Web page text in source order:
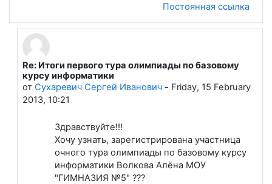
Постоянная ссылка
В ответ на Лапшева Елена Евгеньевна
Re: Итоги первого тура олимпиады по базовому
курсу информатики
от Сухаревич Сергей Иванович- Friday, 15 February
2013, 10:21
Здравствуйте!!!
Хочу узнать, зарегистрирована участница
очного тура олимпиады по базовому курсу
информатики Волкова Алёна МОУ
"ГИМНАЗИЯ №5" ???